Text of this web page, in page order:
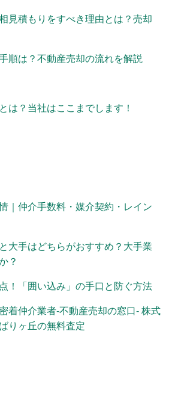
見積もりをすべき理由とは？売却
順は？不動産売却の流れを解説
は？当社はここまでします！
｜仲介手数料・媒介契約・レイン
大手はどちらがおすすめ？大手業
？
！「囲い込み」の手口と防ぐ方法
着仲介業者-不動産売却の窓口- 株式
りヶ丘の無料査定